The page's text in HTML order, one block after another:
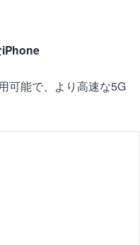
iPhone
可能で、より高速な5G